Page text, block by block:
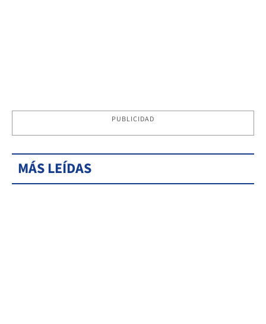
PUBLICIDAD
MÁS LEÍDAS